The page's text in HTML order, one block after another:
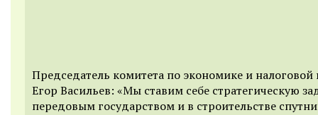
Председатель комитета по экономике и налоговой
Егор Васильев: «Мы ставим себе стратегическую
передовым государством и в строительстве